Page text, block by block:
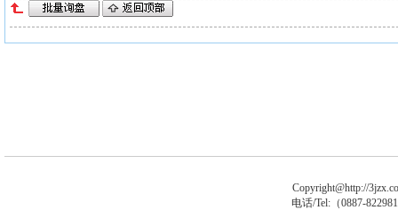
Copyright@http://
电话/Tel:（0887-